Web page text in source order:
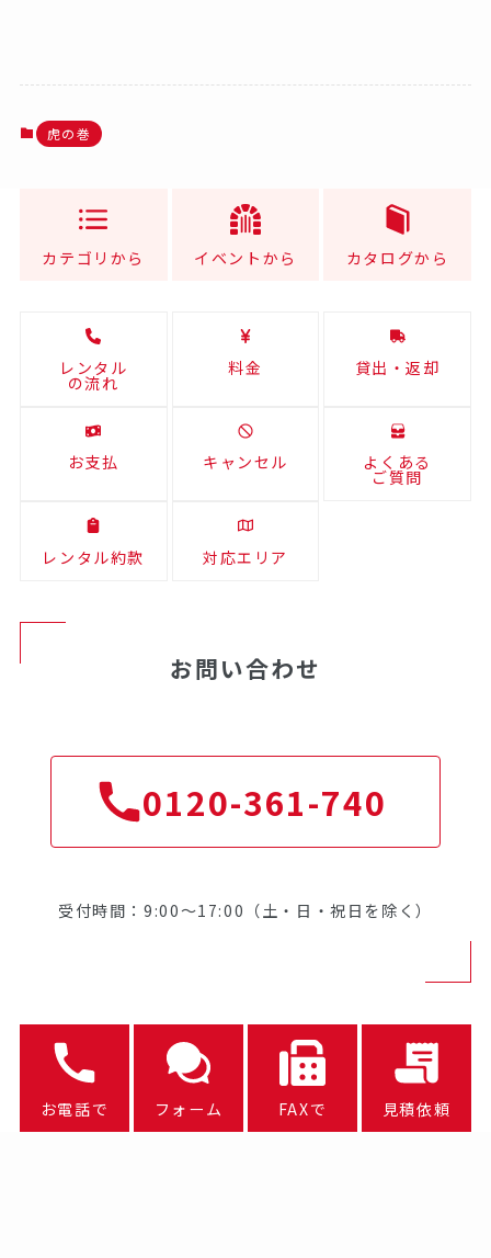
虎の巻
カテゴリから イベントから カタログから
レンタル
の流れ
料金 貸出・返却
お支払 キャンセル よくある
ご質問
レンタル約款 対応エリア
お問い合わせ
0120-361-740
受付時間：9:00～17:00（土・日・祝日を除く）
お電話で フォーム FAXで 見積依頼